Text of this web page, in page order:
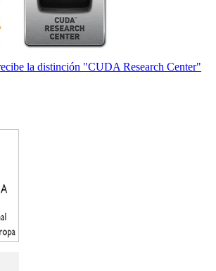
la distinción "CUDA Research Center"